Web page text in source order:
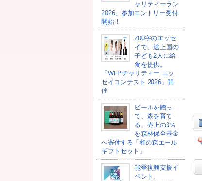
ャリティーラン
2026、参加エントリー受付
開始！
200字のエッセ
イで、途上国の
子ども2人に給
食を提供。
「WFPチャリティー エッ
セイコンテスト 2026」開
催
ビールを贈っ
て、森を育て
る。売上の3％
を森林保全基金
へ寄付する「和の森エール
ギフトセット」
能登復興支援イ
ベント、